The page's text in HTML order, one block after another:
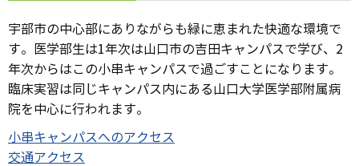
宇部市の中心部にありながらも緑に恵まれた快適な環境で
す。医学部生は1年次は山口市の吉田キャンパスで学び、2
年次からはこの小串キャンパスで過ごすことになります。
臨床実習は同じキャンパス内にある山口大学医学部附属病
院を中心に行われます。
小串キャンパスへのアクセス
交通アクセス